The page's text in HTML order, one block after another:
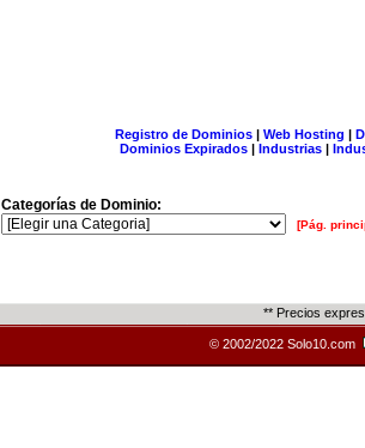
Registro de Dominios| Web Hosting |
Dominios Expirados | Industrias |
Categorías de Dominio:
[Pág.
** Precios
© 2002/2022 Solo10.com